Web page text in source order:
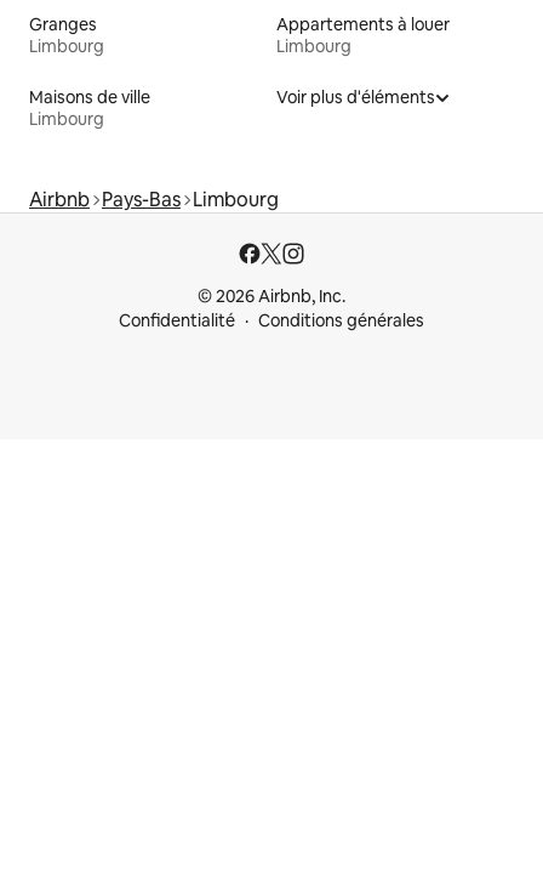
Granges
Limbourg
Appartements à louer
Limbourg
Maisons de ville
Limbourg
Voir plus d'éléments
Airbnb Pays-Bas Limbourg
© 2026 Airbnb, Inc.
Confidentialité
Conditions générales